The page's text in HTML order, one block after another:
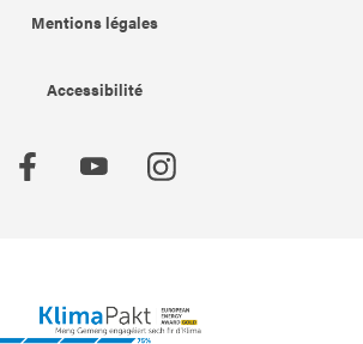
Mentions légales
Accessibilité